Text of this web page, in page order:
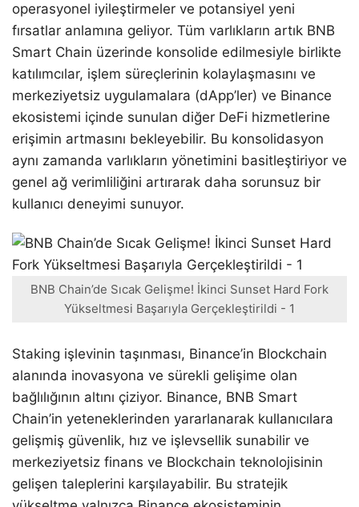
operasyonel iyileştirmeler ve potansiyel yeni
fırsatlar anlamına geliyor. Tüm varlıkların artık BNB
Smart Chain üzerinde konsolide edilmesiyle birlikte
katılımcılar, işlem süreçlerinin kolaylaşmasını ve
merkeziyetsiz uygulamalara (dApp’ler) ve Binance
ekosistemi içinde sunulan diğer DeFi hizmetlerine
erişimin artmasını bekleyebilir. Bu konsolidasyon
aynı zamanda varlıkların yönetimini basitleştiriyor ve
genel ağ verimliliğini artırarak daha sorunsuz bir
kullanıcı deneyimi sunuyor.
BNB Chain’de Sıcak Gelişme! İkinci Sunset Hard Fork
Yükseltmesi Başarıyla Gerçekleştirildi - 1
Staking işlevinin taşınması, Binance’in Blockchain
alanında inovasyona ve sürekli gelişime olan
bağlılığının altını çiziyor. Binance, BNB Smart
Chain’in yeteneklerinden yararlanarak kullanıcılara
gelişmiş güvenlik, hız ve işlevsellik sunabilir ve
merkeziyetsiz finans ve Blockchain teknolojisinin
gelişen taleplerini karşılayabilir. Bu stratejik